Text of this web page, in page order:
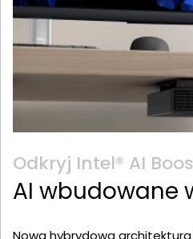
Odkryj Intel® AI
AI wbudowane
Nowa hybrydowa